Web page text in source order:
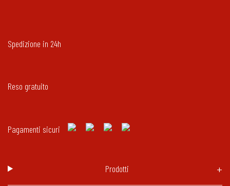
Spedizione in 24h
Reso gratuito
Pagamenti sicuri
Prodotti